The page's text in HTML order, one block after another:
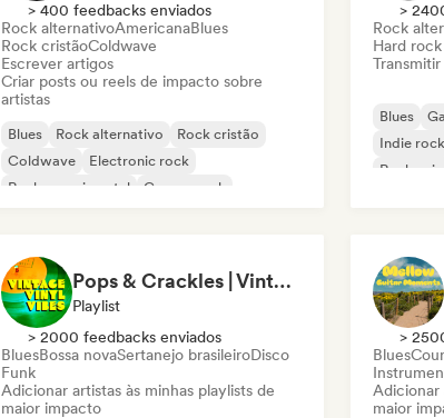
> 400 feedbacks enviados
Rock alternativoAmericanaBlues
Rock cristãoColdwave
Escrever artigos
Criar posts ou reels de impacto sobre
artistas
Blues Rock alternativo
Rock cristão
Coldwave
Electronic rock
Rock experimental
Garage rock
>
Rock
Hard rock
Blues
Indie rock
Rock
Pops & Crackles | Vintage Vinyl Vibes
Playlist
> 2000 feedbacks enviados
BluesBossa novaSertanejo brasileiroDisco
Funk
Adicionar artistas às minhas playlists de
maior impacto
>
Blues
Adicionar
maior